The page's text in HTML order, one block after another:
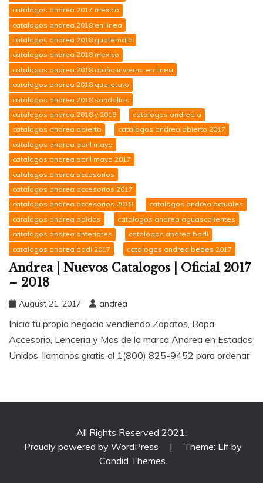
catalogos andrea 2017 mexico
catalogos andrea 2018 en linea
catalogos andrea 2018 guatemala
catalogos andrea 2018 mexico
catalogos andrea 2018 otoño invierno en linea
catalogos andrea 2018 queretaro
catalogos andrea 2018 sandalias
catalogos andrea 2018 y 2018
catalogos andrea a
catalogos andrea abierto
catalogos andrea abierto 2017
catalogos andrea abril mayo
catalogos andrea abril mayo 2017
catalogos andrea accesorios
catalogos andrea accesorios 2017
catalogos andrea accesorios 2018
catalogos andrea actuales
catalogos andrea adidas
catalogos andrea aguascalientes
catalogos andrea anteriores
catalogos andrea badi
catalogos andrea badi 2017
catalogos andrea bebes 2017
Andrea | Nuevos Catalogos | Oficial 2017
– 2018
August 21, 2017 andrea
Inicia tu propio negocio vendiendo Zapatos, Ropa,
Accesorio, Lenceria y Mas de la marca Andrea en Estados
Unidos, llamanos gratis al 1(800) 825-9452 para ordenar
All Rights Reserved 2021.
Proudly powered by WordPress
|
Theme: Elf by
Candid Themes